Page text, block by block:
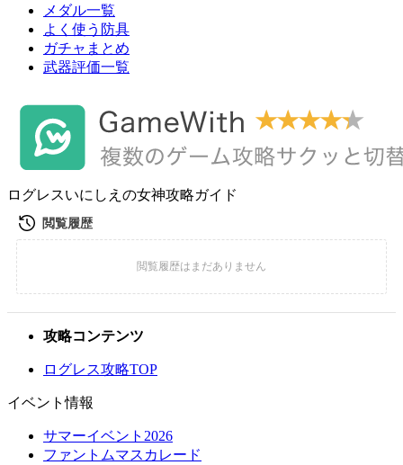
メダル一覧
よく使う防具
ガチャまとめ
武器評価一覧
ログレスいにしえの女神攻略ガイド
攻略コンテンツ
ログレス攻略TOP
イベント情報
サマーイベント2026
ファントムマスカレード